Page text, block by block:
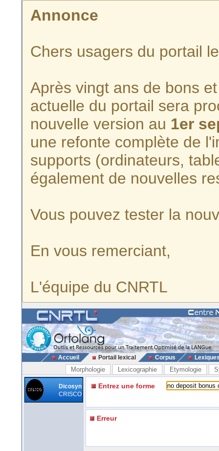
Annonce
Chers usagers du portail
Après vingt ans de bons
actuelle du portail sera
nouvelle version au 1er
une refonte complète de
supports (ordinateurs,
également de nouvelles
Vous pouvez tester la
En vous remerciant,
L'équipe du CNRTL
Accueil Portail lexical Corpus
Morphologie Lexicographie Etymologie
Dicosyn
CRISCO
Entrez une forme
Erreur